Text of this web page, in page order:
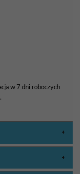
w 7 dni roboczych